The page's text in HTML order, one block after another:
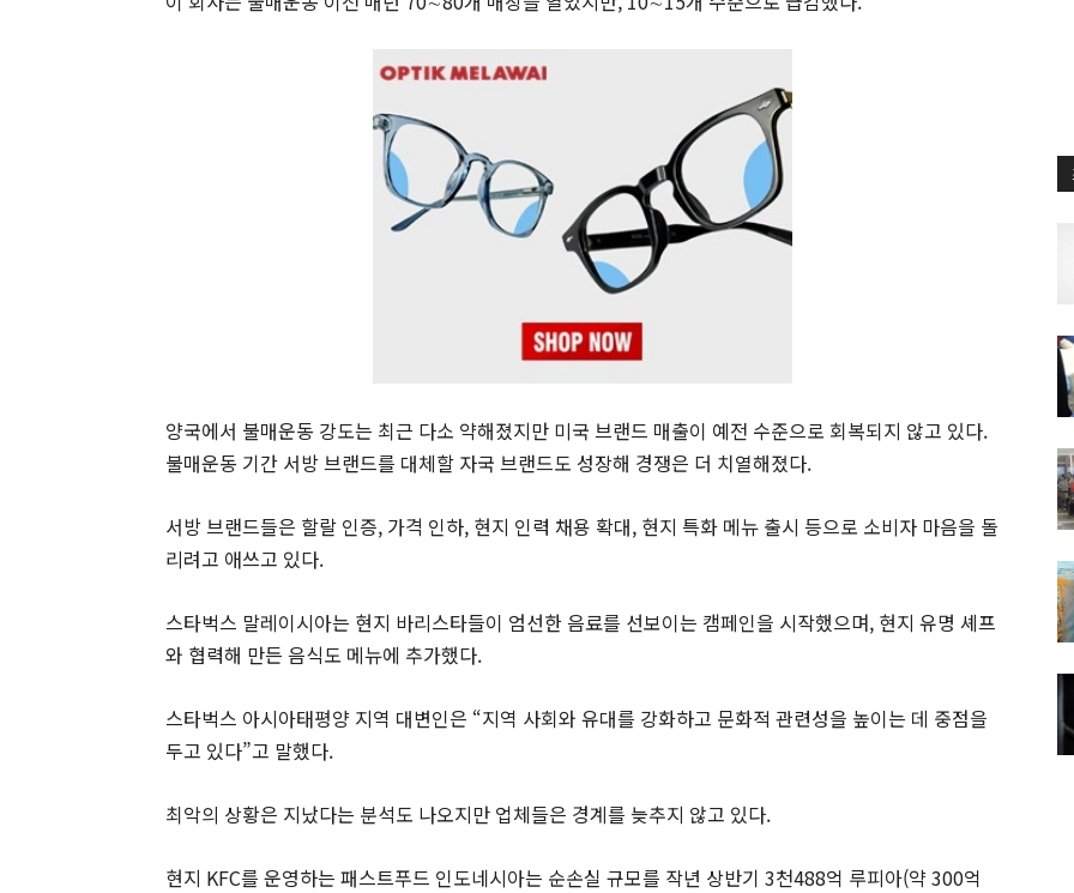
양국에서 불매운동 강도는 최근 다소 약해졌지만 미국 브랜드 매출이 예전 수준으로 회복되지 않고 있다.
불매운동 기간 서방 브랜드를 대체할 자국 브랜드도 성장해 경쟁은 더 치열해졌다.
서방 브랜드들은 할랄 인증, 가격 인하, 현지 인력 채용 확대, 현지 특화 메뉴 출시 등으로 소비자 마음을 돌
리려고 애쓰고 있다.
스타벅스 말레이시아는 현지 바리스타들이 엄선한 음료를 선보이는 캠페인을 시작했으며, 현지 유명 셰프
와 협력해 만든 음식도 메뉴에 추가했다.
스타벅스 아시아태평양 지역 대변인은 “지역 사회와 유대를 강화하고 문화적 관련성을 높이는 데 중점을
두고 있다”고 말했다.
최악의 상황은 지났다는 분석도 나오지만 업체들은 경계를 늦추지 않고 있다.
현지 KFC를 운영하는 패스트푸드 인도네시아는 순손실 규모를 작년 상반기 3천488억 루피아(약 300억